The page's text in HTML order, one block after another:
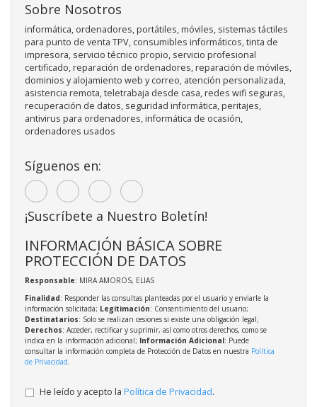
Sobre Nosotros
informática, ordenadores, portátiles, móviles, sistemas táctiles
para punto de venta TPV, consumibles informáticos, tinta de
impresora, servicio técnico propio, servicio profesional
certificado, reparación de ordenadores, reparación de móviles,
dominios y alojamiento web y correo, atención personalizada,
asistencia remota, teletrabaja desde casa, redes wifi seguras,
recuperación de datos, seguridad informática, peritajes,
antivirus para ordenadores, informática de ocasión,
ordenadores usados
Síguenos en:
¡Suscríbete a Nuestro Boletín!
INFORMACIÓN BÁSICA SOBRE
PROTECCIÓN DE DATOS
Responsable: MIRA AMOROS, ELIAS
Finalidad: Responder las consultas planteadas por el usuario y enviarle la
información solicitada; Legitimación: Consentimiento del usuario;
Destinatarios: Solo se realizan cesiones si existe una obligación legal;
Derechos: Acceder, rectificar y suprimir, así como otros derechos, como se
indica en la información adicional; Información Adicional: Puede
consultar la información completa de Protección de Datos en nuestra Política
de Privacidad.
He leído y acepto la Política de Privacidad.